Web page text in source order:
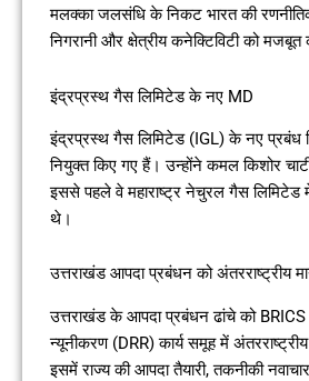
मलक्का जलसंधि के निकट भारत की
निगरानी और क्षेत्रीय कनेक्टिविटी को मजबूत
इंद्रप्रस्थ गैस लिमिटेड के नए MD
इंद्रप्रस्थ गैस लिमिटेड (IGL) के नए
नियुक्त किए गए हैं। उन्होंने कमल किशोर
इससे पहले वे महाराष्ट्र नेचुरल गैस लिमिटेड
थे।
उत्तराखंड आपदा प्रबंधन को अंतरराष्ट्रीय
उत्तराखंड के आपदा प्रबंधन ढांचे को
न्यूनीकरण (DRR) कार्य समूह में अंतरराष्ट्रीय
इसमें राज्य की आपदा तैयारी, तकनीकी